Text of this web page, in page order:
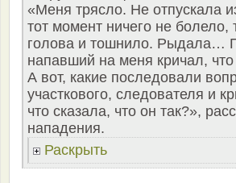
«Меня трясло. Не отпускала
тот момент ничего не болело,
голова и тошнило. Рыдала…
напавший на меня кричал,
А вот, какие последовали
участкового, следователя и
что сказала, что он так?»,
нападения.
Раскрыть